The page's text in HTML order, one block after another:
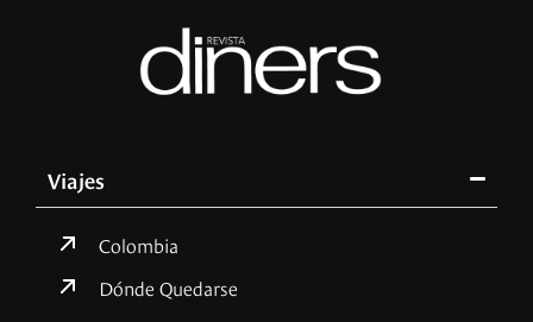
Viajes
Colombia
Dónde Quedarse